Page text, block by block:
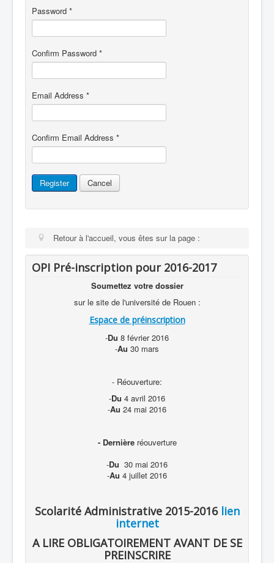
Password *
Confirm Password *
Email Address *
Confirm Email Address *
Register Cancel
Retour à l'accueil, vous êtes sur la page :
OPI Pré-inscription pour 2016-2017
Soumettez votre dossier
sur le site de l'université de Rouen :
Espace de préinscription
-Du 8 février 2016
-Au 30 mars
- Réouverture:
-Du 4 avril 2016
-Au 24 mai 2016
- Dernièreréouverture
-Du 30 mai 2016
-Au 4 juillet 2016
Scolarité Administrative 2015-2016lien
internet
A LIRE OBLIGATOIREMENT AVANT DE SE
PREINSCRIRE